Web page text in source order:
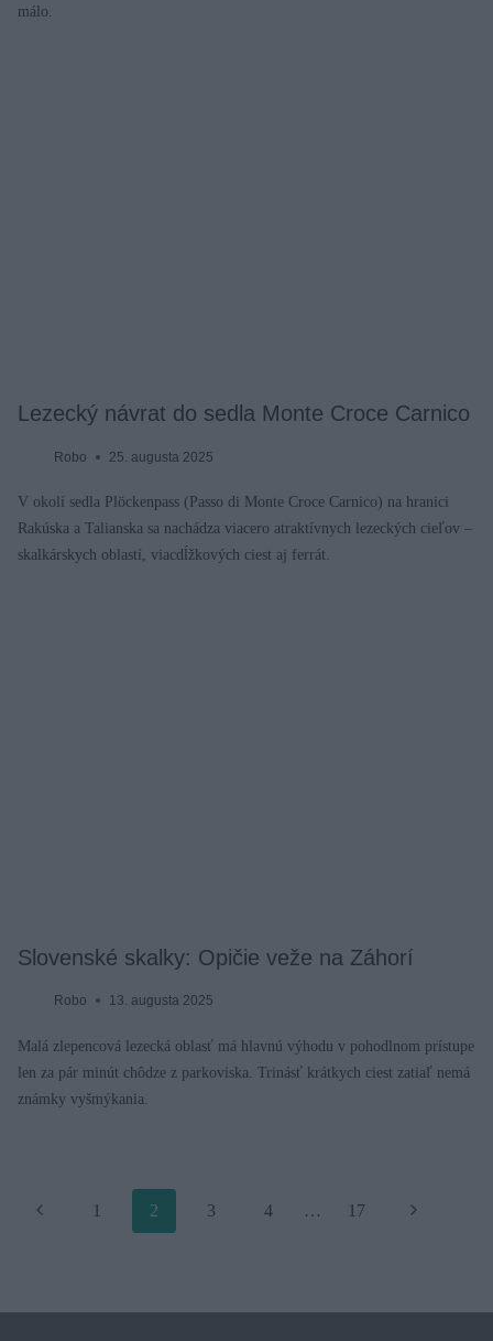
málo.
Lezecký návrat do sedla Monte Croce Carnico
Robo 25. augusta 2025
V okolí sedla Plöckenpass (Passo di Monte Croce Carnico) na hranici
Rakúska a Talianska sa nachádza viacero atraktívnych lezeckých cieľov –
skalkárskych oblastí, viacdĺžkových ciest aj ferrát.
Slovenské skalky: Opičie veže na Záhorí
Robo 13. augusta 2025
Malá zlepencová lezecká oblasť má hlavnú výhodu v pohodlnom prístupe
len za pár minút chôdze z parkoviska. Trinásť krátkych ciest zatiaľ nemá
známky vyšmýkania.
Page
Späť 1 2 3 4 … 17 Ďalej